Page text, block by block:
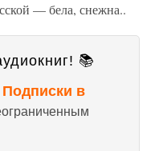
— бела, снежна..
📚
в